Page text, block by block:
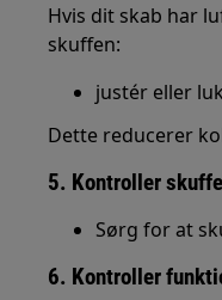
Hvis dit skab har
skuffen:
justér eller
Dette reducerer
5. Kontroller
Sørg for at
6. Kontroller